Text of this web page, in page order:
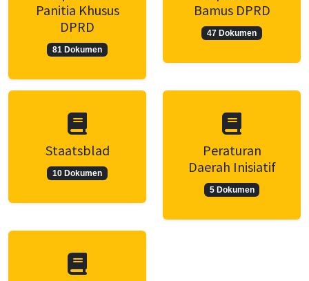
Panitia Khusus
DPRD
81 Dokumen
Bamus DPRD
47 Dokumen
Staatsblad
10 Dokumen
Peraturan
Daerah Inisiatif
5 Dokumen